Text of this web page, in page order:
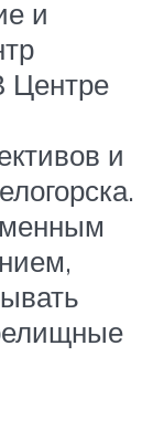
и
Центре
и